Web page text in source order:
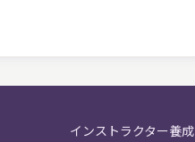
インストラクター養成